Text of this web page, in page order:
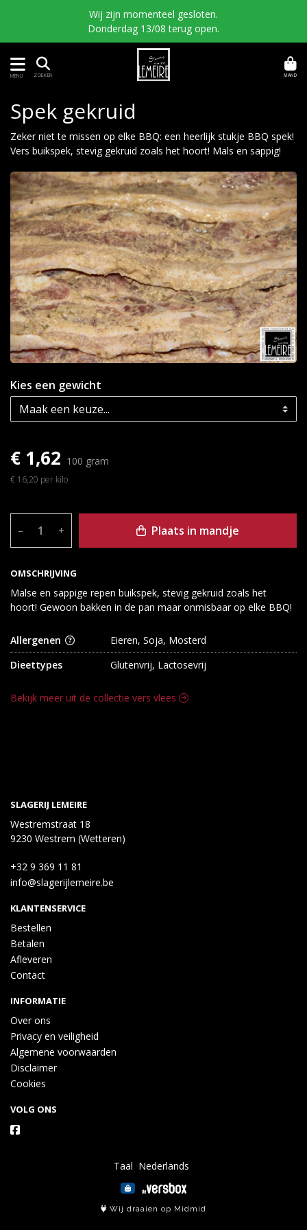
Wij zijn momenteel gesloten.
Donderdag 13/08 terug open.
MENU ZOEKEN MAND
OMSCHRIJVING
Malse en sappige repen buikspek, stevig gekruid zoals het
hoort! Gewoon bakken in de pan maar onmisbaar op elke BBQ!
Spek gekruid
Zeker niet te missen op elke BBQ: een heerlijk stukje BBQ spek!
Vers buikspek, stevig gekruid zoals het hoort! Mals en sappig!
Kies een gewicht
€ 1,62 100 gram
€ 16,20 per kilo
– + Plaats in mandje
Allergenen
Eieren, Soja, Mosterd
Dieettypes
Glutenvrij, Lactosevrij
Bekijk meer uit de collectie vers vlees
SLAGERIJ LEMEIRE
Westremstraat 18
9230 Westrem (Wetteren)
+32 9 369 11 81
info@slagerijlemeire.be
KLANTENSERVICE
Bestellen
Betalen
Afleveren
Contact
INFORMATIE
Over ons
Privacy en veiligheid
Algemene voorwaarden
Disclaimer
Cookies
VOLG ONS
Taal
Wij draaien op Midmid